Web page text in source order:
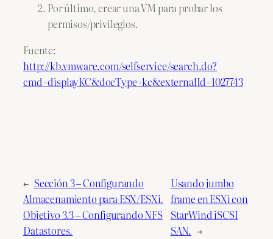
Por último, crear una VM para probar los
permisos/privilegios.
Fuente:
http://kb.vmware.com/selfservice/search.do?
cmd=displayKC&docType=kc&externalId=1027743
← Sección 3 – Configurando
Almacenamiento para ESX/ESXi.
Objetivo 3.3 – Configurando NFS
Datastores.
Usando jumbo
frame en ESXi con
StarWind iSCSI
SAN. →